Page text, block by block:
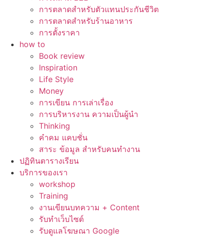
การตลาดสำหรับตัวแทนประกันชีวิต
การตลาดสำหรับร้านอาหาร
การตั้งราคา
how to
Book review
Inspiration
Life Style
Money
การเขียน การเล่าเรื่อง
การบริหารงาน ความเป็นผู้นำ
Thinking
คำคม แคบชั่น
สาระ ข้อมูล สำหรับคนทำงาน
ปฏิทินตารางเรียน
บริการของเรา
workshop
Training
งานเขียนบทความ + Content
รับทำเว็บไซต์
รับดูแลโฆษณา Google